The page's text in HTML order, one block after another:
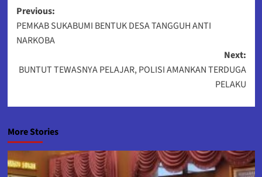
Post
navigation
Previous:
PEMKAB SUKABUMI BENTUK DESA TANGGUH ANTI
NARKOBA
Next:
BUNTUT TEWASNYA PELAJAR, POLISI AMANKAN TERDUGA
PELAKU
More Stories